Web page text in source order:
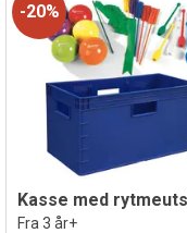
20%
Fra 3 år+